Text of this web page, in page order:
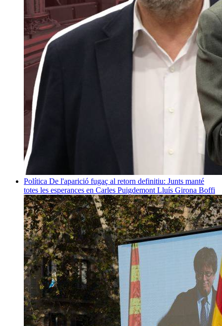
Política De l'aparició fugaç al retorn definitiu: Junts manté
totes les esperances en Carles Puigdemont Lluís Girona Boffi